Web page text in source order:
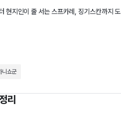
현지인이 줄 서는 스프카레, 징기스칸까지 도
니쇼군
리